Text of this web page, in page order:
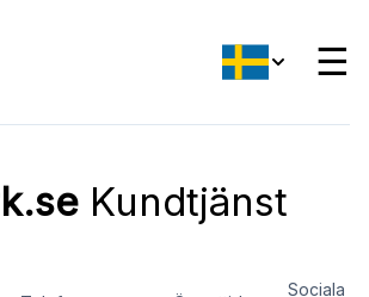
☰
Kundtjänst
Sociala